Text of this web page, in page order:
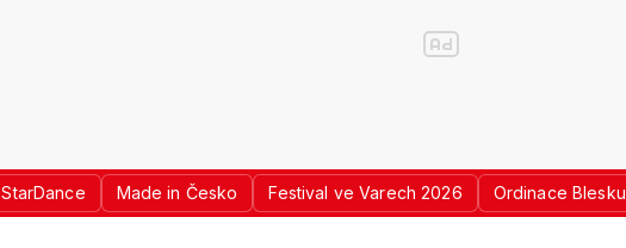
StarDance Made in Česko Festival ve Varech 2026 Ordinace Blesku